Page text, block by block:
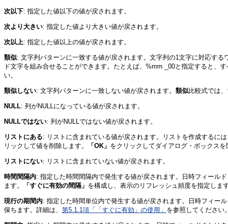
次以下: 指定した値以下の値が戻されます。
次より大きい: 指定した値より大きい値が戻されます。
次以上: 指定した値以上の値が戻されます。
類似: 文字列パターンに一致する値が戻されます。文字列の1文字に対応す
ド文字を組み合せることができます。たとえば、%mm _00と指定すると、
い。
類似しない: 文字列パターンに一致しない値が戻されます。 類似比較式では
NULL: 列がNULLになっている値が戻されます。
NULLではない: 列がNULLではない値が戻されます。
リストにある: リストに含まれている値が戻されます。リストを作成するには
リックして値を削除します。
「OK」 をクリックしてダイアログ・ボックスを
リストにない: リストに含まれていない値が戻されます。
時間間隔内: 指定した時間間隔内で発生する値が戻されます。日時フィール
ます。
「すぐに有効の間隔」 を構成し、表示のリフレッシュ頻度を指定しま
現行の期間内: 指定した時間単位内で発生する値が戻されます。日時フィー
保ちます。詳細は、 第5.1.1項「「すぐに有効」の使用」 を参照してください。